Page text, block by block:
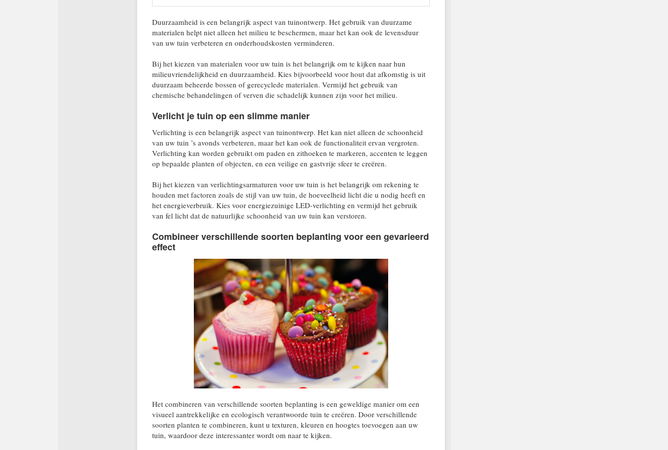
Duurzaamheid is een belangrijk aspect van tuinontwerp. Het gebruik van duurzame
materialen helpt niet alleen het milieu te beschermen, maar het kan ook de levensduur
van uw tuin verbeteren en onderhoudskosten verminderen.
Bij het kiezen van materialen voor uw tuin is het belangrijk om te kijken naar hun
milieuvriendelijkheid en duurzaamheid. Kies bijvoorbeeld voor hout dat afkomstig is uit
duurzaam beheerde bossen of gerecyclede materialen. Vermijd het gebruik van
chemische behandelingen of verven die schadelijk kunnen zijn voor het milieu.
Verlicht je tuin op een slimme manier
Verlichting is een belangrijk aspect van tuinontwerp. Het kan niet alleen de schoonheid
van uw tuin ’s avonds verbeteren, maar het kan ook de functionaliteit ervan vergroten.
Verlichting kan worden gebruikt om paden en zithoeken te markeren, accenten te leggen
op bepaalde planten of objecten, en een veilige en gastvrije sfeer te creëren.
Bij het kiezen van verlichtingsarmaturen voor uw tuin is het belangrijk om rekening te
houden met factoren zoals de stijl van uw tuin, de hoeveelheid licht die u nodig heeft en
het energieverbruik. Kies voor energiezuinige LED-verlichting en vermijd het gebruik
van fel licht dat de natuurlijke schoonheid van uw tuin kan verstoren.
Combineer verschillende soorten beplanting voor een gevarieerd
effect
Het combineren van verschillende soorten beplanting is een geweldige manier om een ​​
visueel aantrekkelijke en ecologisch verantwoorde tuin te creëren. Door verschillende
soorten planten te combineren, kunt u texturen, kleuren en hoogtes toevoegen aan uw
tuin, waardoor deze interessanter wordt om naar te kijken.